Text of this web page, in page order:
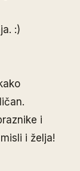
:)
i
i želja!